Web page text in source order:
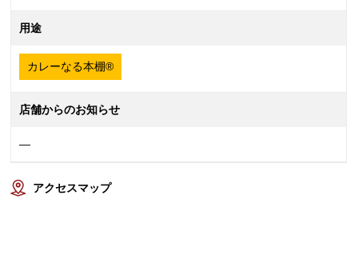
用途
カレーなる本棚®
店舗からのお知らせ
—
アクセスマップ